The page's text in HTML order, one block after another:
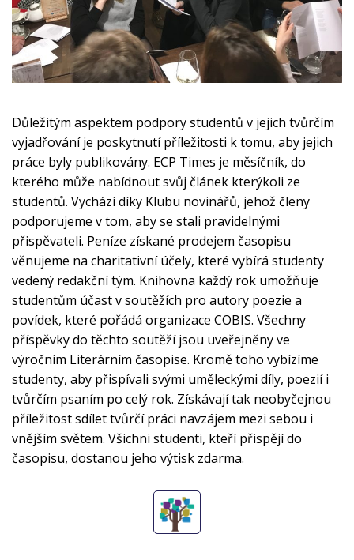
Důležitým aspektem podpory studentů v jejich tvůrčím
vyjadřování je poskytnutí příležitosti k tomu, aby jejich
práce byly publikovány. ECP Times je měsíčník, do
kterého může nabídnout svůj článek kterýkoli ze
studentů. Vychází díky Klubu novinářů, jehož členy
podporujeme v tom, aby se stali pravidelnými
přispěvateli. Peníze získané prodejem časopisu
věnujeme na charitativní účely, které vybírá studenty
vedený redakční tým. Knihovna každý rok umožňuje
studentům účast v soutěžích pro autory poezie a
povídek, které pořádá organizace COBIS. Všechny
příspěvky do těchto soutěží jsou uveřejněny ve
výročním Literárním časopise. Kromě toho vybízíme
studenty, aby přispívali svými uměleckými díly, poezií i
tvůrčím psaním po celý rok. Získávají tak neobyčejnou
příležitost sdílet tvůrčí práci navzájem mezi sebou i
vnějším světem. Všichni studenti, kteří přispějí do
časopisu, dostanou jeho výtisk zdarma.